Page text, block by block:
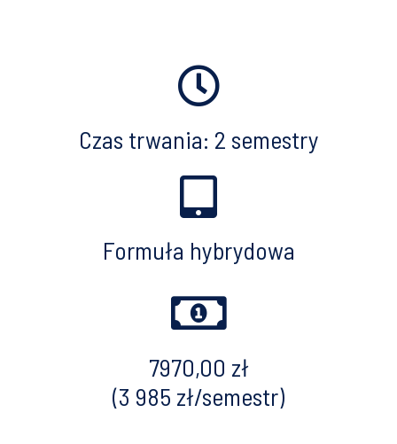
Czas trwania: 2 semestry
Formuła hybrydowa
7970,00 zł
(3 985 zł/semestr)